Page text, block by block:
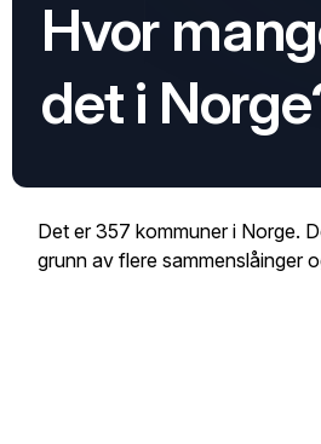
Hvor
det i
Det er 357 kommuner i Norge.
grunn av flere sammenslåinger